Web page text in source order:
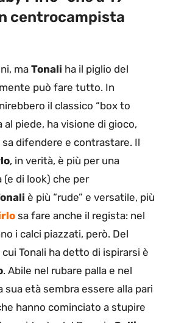
centrocampista
ma Tonali ha il piglio del
può fare tutto. In
il classico “box to
al piede, ha visione di gioco,
sa difendere e contrastare. Il
, in verità, è più per una
(e di look) che per
è più “rude” e versatile, più
sa fare anche il regista: nel
i calci piazzati, però. Del
Tonali ha detto di ispirarsi è
. Abile nel rubare palla e nel
sua età sembra essere alla pari
hanno cominciato a stupire